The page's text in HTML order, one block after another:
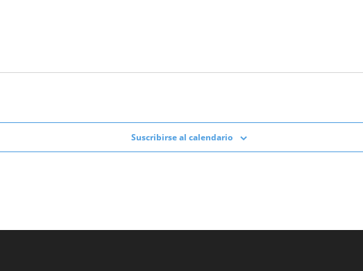
Suscribirse al calendario